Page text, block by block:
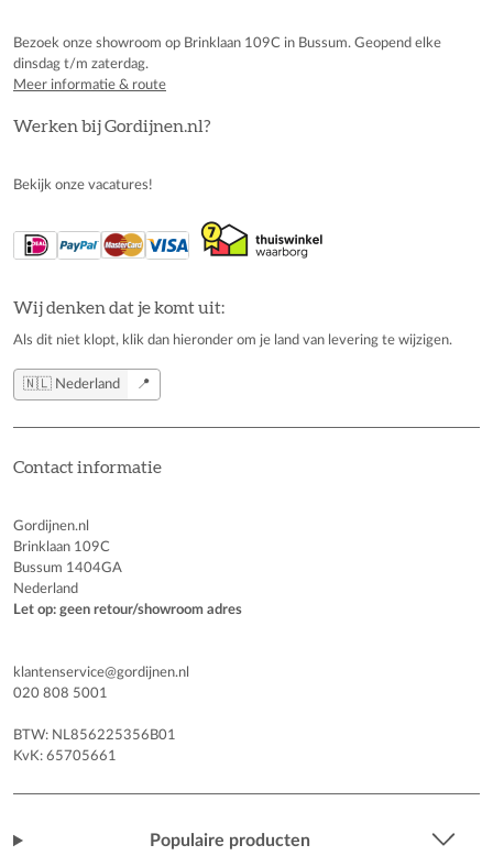
Bezoek onze showroom op Brinklaan 109C in Bussum. Geopend elke
dinsdag t/m zaterdag.
Meer informatie & route
Werken bij Gordijnen.nl?
Bekijk onze vacatures!
Wij denken dat je komt uit:
Als dit niet klopt, klik dan hieronder om je land van levering te wijzigen.
🇳🇱 Nederland 📍
Contact informatie
Gordijnen.nl
Brinklaan 109C
Bussum 1404GA
Nederland
Let op: geen retour/showroom adres
klantenservice@gordijnen.nl
020 808 5001
BTW: NL856225356B01
KvK: 65705661
Populaire producten